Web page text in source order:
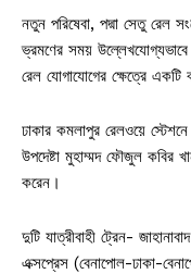
নতুন পরিষেবা, পদ্মা সেতু রেল
ভ্রমণের সময় উল্লেখযোগ্যভাবে
রেল যোগাযোগের ক্ষেত্রে
ঢাকার কমলাপুর রেলওয়ে
উপদেষ্টা মুহাম্মদ ফৌজুল কবির
করেন।
দুটি যাত্রীবাহী ট্রেন-
এক্সপ্রেস (বেনাপোল-ঢাকা-